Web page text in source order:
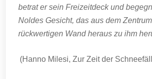
betrat er sein Freizeitdeck und
Noldes Gesicht, das aus dem
rückwertigen Wand heraus zu ihm
(Hanno Milesi, Zur Zeit der